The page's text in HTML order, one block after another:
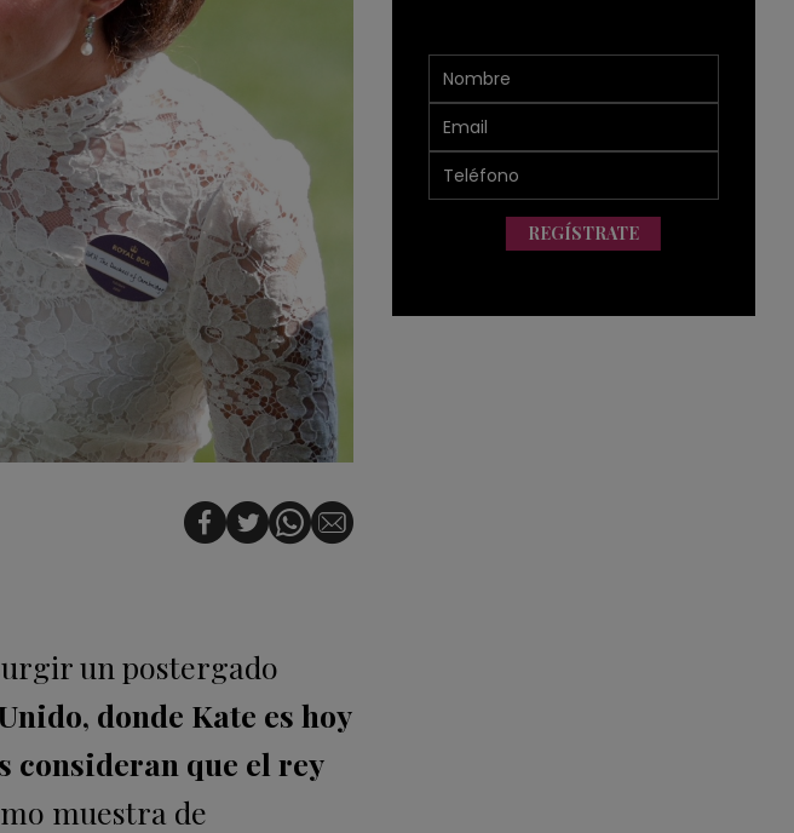
un postergado
donde Kate es hoy
consideran que el rey
muestra de
REGÍSTRATE